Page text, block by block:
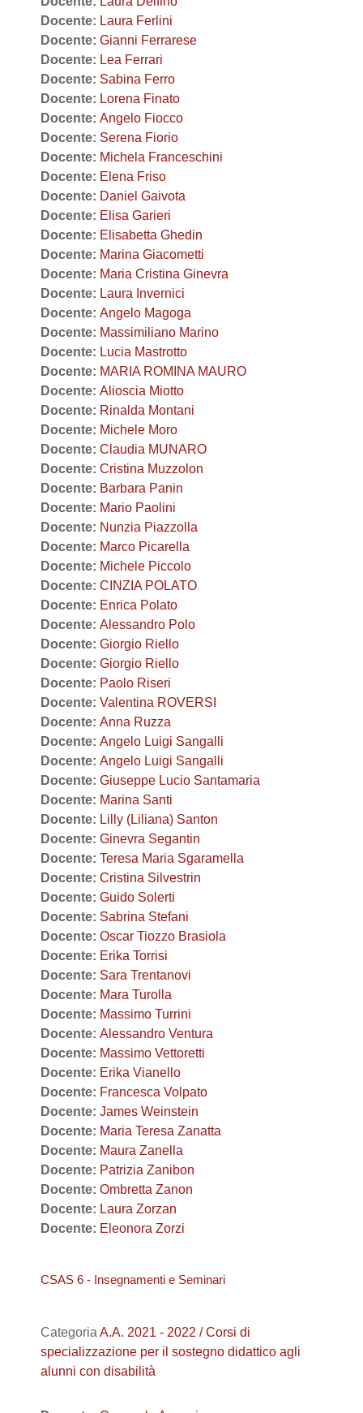
Docente: Laura Ferlini
Docente: Gianni Ferrarese
Docente: Lea Ferrari
Docente: Sabina Ferro
Docente: Lorena Finato
Docente: Angelo Fiocco
Docente: Serena Fiorio
Docente: Michela Franceschini
Docente: Elena Friso
Docente: Daniel Gaivota
Docente: Elisa Garieri
Docente: Elisabetta Ghedin
Docente: Marina Giacometti
Docente: Maria Cristina Ginevra
Docente: Laura Invernici
Docente: Angelo Magoga
Docente: Massimiliano Marino
Docente: Lucia Mastrotto
Docente: MARIA ROMINA MAURO
Docente: Alioscia Miotto
Docente: Rinalda Montani
Docente: Michele Moro
Docente: Claudia MUNARO
Docente: Cristina Muzzolon
Docente: Barbara Panin
Docente: Mario Paolini
Docente: Nunzia Piazzolla
Docente: Marco Picarella
Docente: Michele Piccolo
Docente: CINZIA POLATO
Docente: Enrica Polato
Docente: Alessandro Polo
Docente: Giorgio Riello
Docente: Giorgio Riello
Docente: Paolo Riseri
Docente: Valentina ROVERSI
Docente: Anna Ruzza
Docente: Angelo Luigi Sangalli
Docente: Angelo Luigi Sangalli
Docente: Giuseppe Lucio Santamaria
Docente: Marina Santi
Docente: Lilly (Liliana) Santon
Docente: Ginevra Segantin
Docente: Teresa Maria Sgaramella
Docente: Cristina Silvestrin
Docente: Guido Solerti
Docente: Sabrina Stefani
Docente: Oscar Tiozzo Brasiola
Docente: Erika Torrisi
Docente: Sara Trentanovi
Docente: Mara Turolla
Docente: Massimo Turrini
Docente: Alessandro Ventura
Docente: Massimo Vettoretti
Docente: Erika Vianello
Docente: Francesca Volpato
Docente: James Weinstein
Docente: Maria Teresa Zanatta
Docente: Maura Zanella
Docente: Patrizia Zanibon
Docente: Ombretta Zanon
Docente: Laura Zorzan
Docente: Eleonora Zorzi
CSAS 6 - Insegnamenti e Seminari
Categoria A.A. 2021 - 2022 / Corsi di
specializzazione per il sostegno didattico agli
alunni con disabilità